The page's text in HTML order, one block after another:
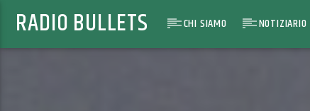
RADIO BULLETS CHI SIAMO NOTIZIARIO